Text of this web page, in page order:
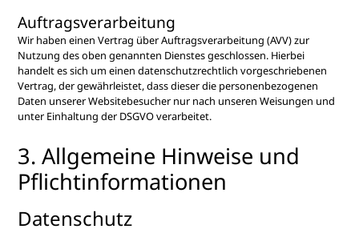
Auftragsverarbeitung
Wir haben einen Vertrag über Auftragsverarbeitung (AVV) zur
Nutzung des oben genannten Dienstes geschlossen. Hierbei
handelt es sich um einen datenschutzrechtlich vorgeschriebenen
Vertrag, der gewährleistet, dass dieser die personenbezogenen
Daten unserer Websitebesucher nur nach unseren Weisungen und
unter Einhaltung der DSGVO verarbeitet.
3. Allgemeine Hinweise und
Pflicht­informationen
Datenschutz